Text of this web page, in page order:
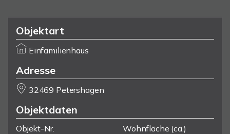
Objektart
Einfamilienhaus
Adresse
32469 Petershagen
Objektdaten
Objekt-Nr.
Wohnfläche (ca.)